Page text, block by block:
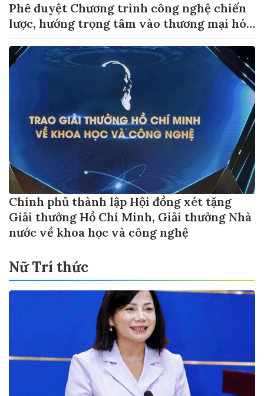
Phê duyệt Chương trình công nghệ chiến
lược, hướng trọng tâm vào thương mại hóa
Chính phủ thành lập Hội đồng xét tặng
Giải thưởng Hồ Chí Minh, Giải thưởng Nhà
nước về khoa học và công nghệ
Nữ Trí thức